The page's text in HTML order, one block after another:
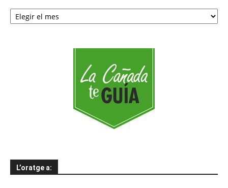
Notícies
per
L’oratge a: